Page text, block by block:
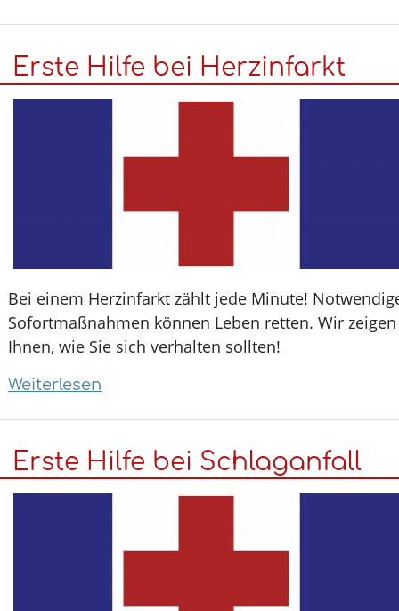
bei
Prellungen,
Zerrungen
Erste Hilfe bei Herzinfarkt
Bei einem Herzinfarkt zählt jede Minute!
Sofortmaßnahmen können Leben retten. Wir zeigen
Ihnen, wie Sie sich verhalten sollten!
Weiterlesen
bei
Herzinfarkt
Erste Hilfe bei Schlaganfall